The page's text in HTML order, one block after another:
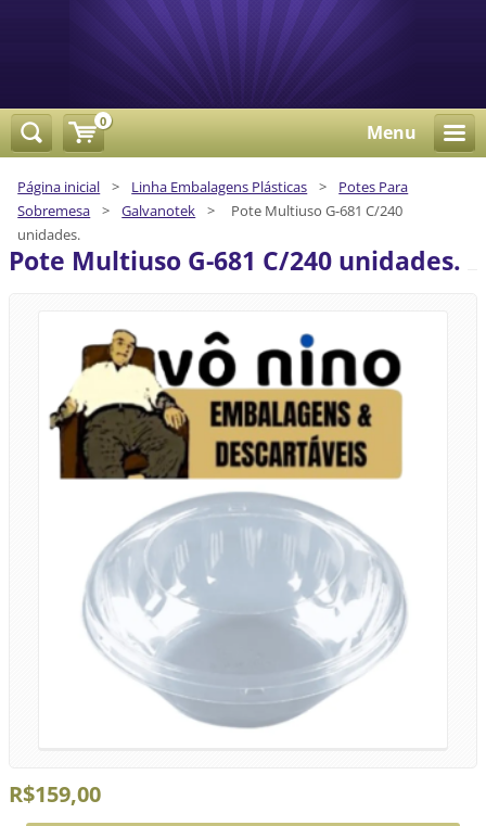
Menu
Página inicial > Linha Embalagens Plásticas >
Potes Para
Sobremesa
> Galvanotek >
Pote Multiuso G-681 C/240
unidades.
Pote Multiuso G-681 C/240 unidades.
R$159,00
0